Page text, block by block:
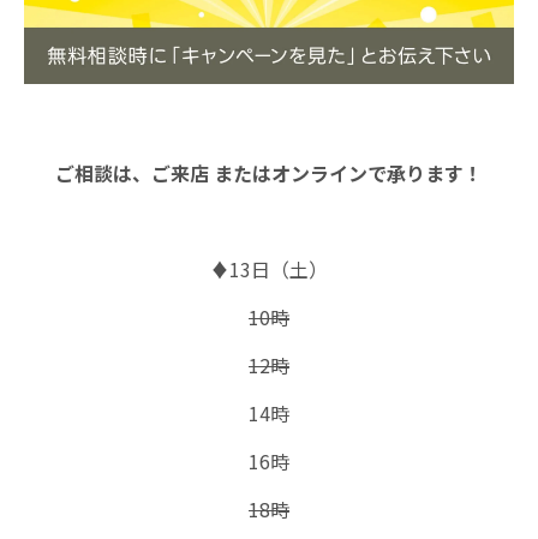
ご相談は、ご来店 またはオンラインで承ります！
♦13日（土）
10時
12時
14時
16時
18時